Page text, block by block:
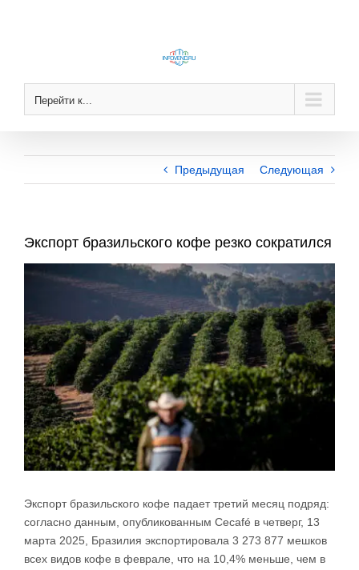
Перейти к...
Предыдущая Следующая
Экспорт бразильского кофе резко сократился
View
Экспорт бразильского кофе падает третий месяц подряд:
согласно данным, опубликованным Cecafé в четверг, 13
марта 2025, Бразилия экспортировала 3 273 877 мешков
всех видов кофе в феврале, что на 10,4% меньше, чем в